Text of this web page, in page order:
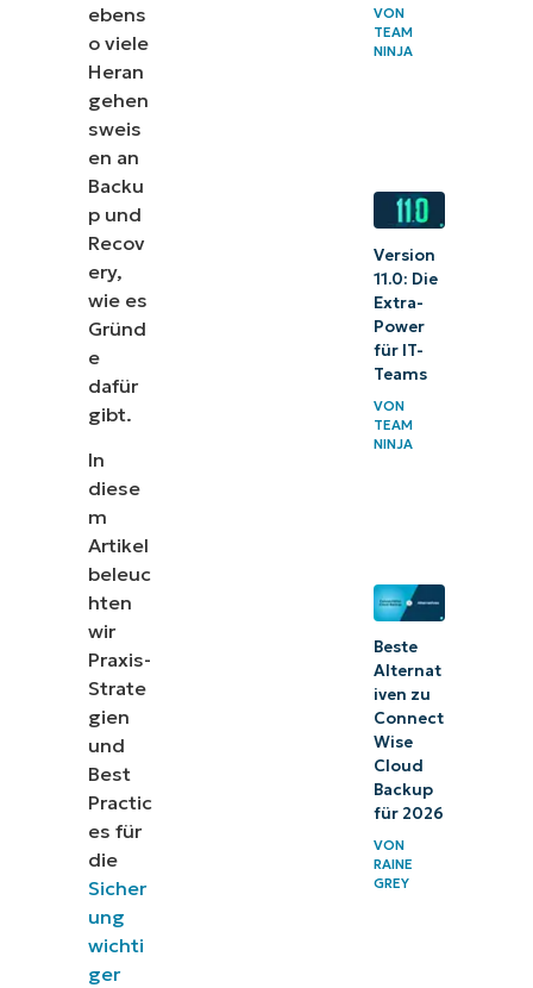
ebens
o viele
Heran
gehen
sweis
en an
Backu
p und
Recov
ery,
wie es
Gründ
e
dafür
gibt.
In
diese
m
Artikel
beleuc
hten
wir
Praxis-
Strate
gien
und
Best
Practic
es für
die
Sicher
ung
wichti
ger
VON
TEAM
NINJA
Version
11.0: Die
Extra-
Power
für IT-
Teams
VON
TEAM
NINJA
Beste
Alternat
iven zu
Connect
Wise
Cloud
Backup
für 2026
VON
RAINE
GREY